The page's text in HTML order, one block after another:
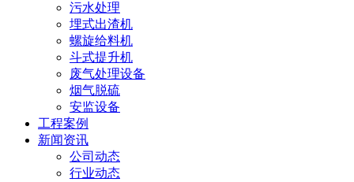
污水处理
埋式出渣机
螺旋给料机
斗式提升机
废气处理设备
烟气脱硫
安监设备
工程案例
新闻资讯
公司动态
行业动态